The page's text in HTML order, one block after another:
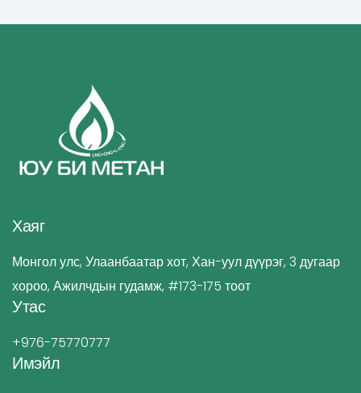
Хаяг
Монгол улс, Улаанбаатар хот, Хан-уул дүүрэг, 3 дугаар
хороо, Ажилчдын гудамж, #173-175 тоот
Утас
+976-75770777
Имэйл